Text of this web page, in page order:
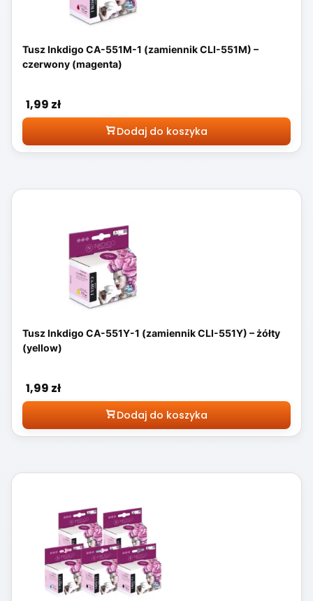
Tusz Inkdigo CA-551M-1 (zamiennik CLI-551M) –
czerwony (magenta)
Cena
1,99 zł
Dodaj do koszyka
Tusz Inkdigo CA-551Y-1 (zamiennik CLI-551Y) – żółty
(yellow)
Cena
1,99 zł
Dodaj do koszyka